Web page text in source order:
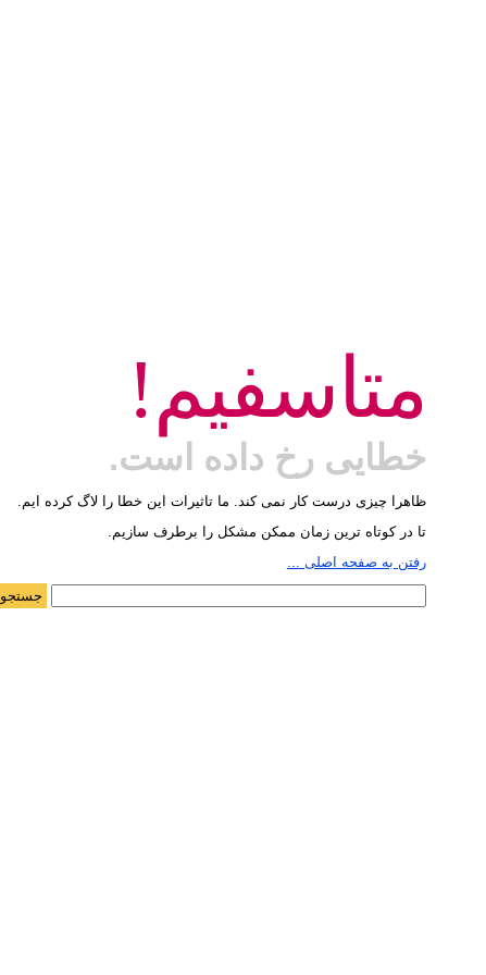
متاسفیم!
خطایی رخ داده است.
ظاهرا چیزی درست کار نمی کند. ما تاثیرات این خطا را لاگ کرده ایم.
تا در کوتاه ترین زمان ممکن مشکل را برطرف سازیم.
رفتن به صفحه اصلی ...
جستجو